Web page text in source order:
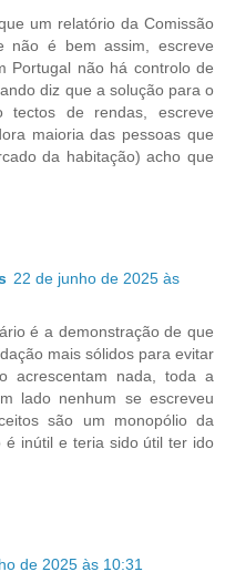
um relatório da Comissão
não é bem assim, escreve
Portugal não há controlo de
diz que a solução para o
tectos de rendas, escreve
maioria das pessoas que
da habitação) acho que
22 de junho de 2025 às
é a demonstração de que
mais sólidos para evitar
acrescentam nada, toda a
lado nenhum se escreveu
são um monopólio da
é inútil e teria sido útil ter ido
de 2025 às 10:31